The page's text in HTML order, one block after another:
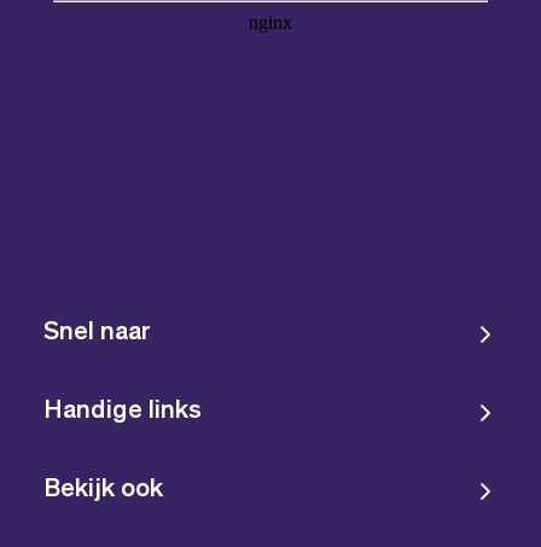
Snel naar
Handige links
Bekijk ook